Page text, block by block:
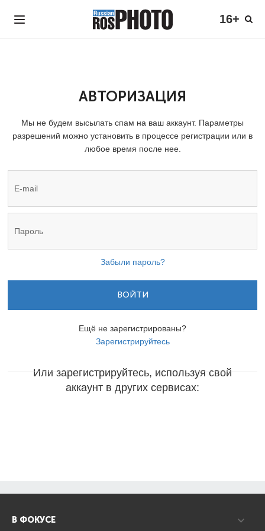
16+
АВТОРИЗАЦИЯ
Мы не будем высылать спам на ваш аккаунт. Параметры
разрешений можно установить в процессе регистрации или в
любое время после нее.
Забыли пароль?
ВОЙТИ
Ещё не зарегистрированы?
Зарегистрируйтесь
Или зарегистрируйтесь, используя свой
аккаунт в других сервисах:
В ФОКУСЕ